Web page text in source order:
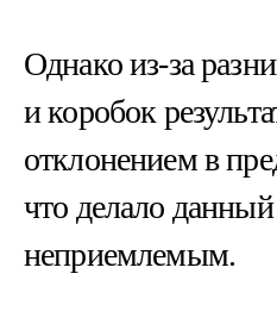
Однако из-за
и коробок
отклонением в
что делало
неприемлемым.